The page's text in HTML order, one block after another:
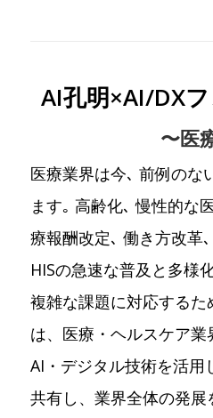
AI孔明×AI/DX
〜医
医療業界は今､ 前例のな
ます｡ 高齢化､ 慢性的な
療報酬改定､ 働き方改革
HISの急速な普及と多様
複雑な課題に対応するた
は、医療・ヘルスケア
AI・デジタル技術を活用
共有し、業界全体の発展